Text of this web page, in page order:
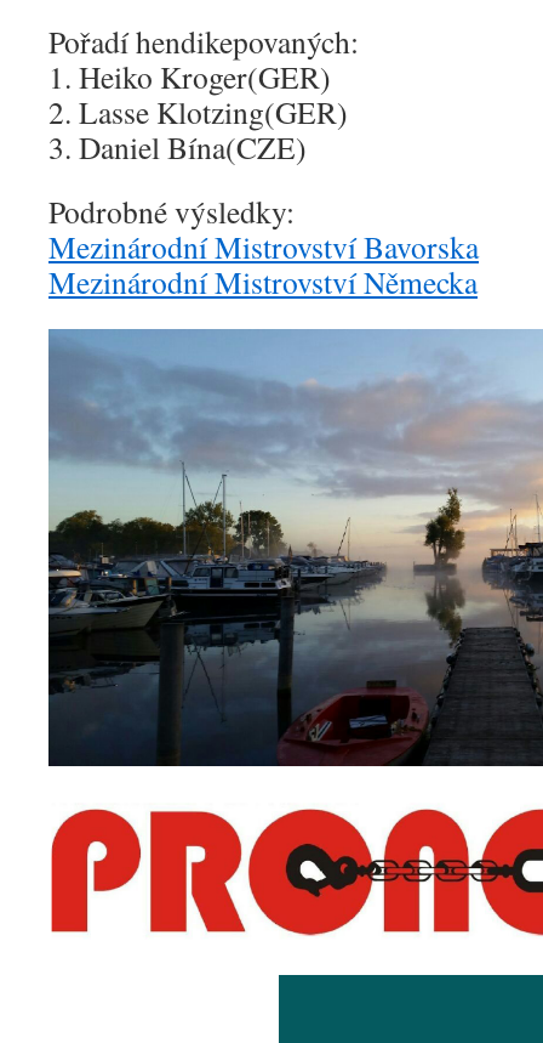
Pořadí hendikepovaných:
1. Heiko Kroger(GER)
2. Lasse Klotzing(GER)
3. Daniel Bína(CZE)
Podrobné výsledky:
Mezinárodní Mistrovství Bavorska
Mezinárodní Mistrovství Německa